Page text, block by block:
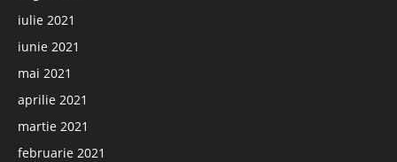
iulie 2021
iunie 2021
mai 2021
aprilie 2021
martie 2021
februarie 2021